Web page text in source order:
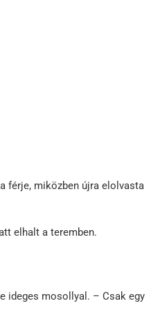
férje, miközben újra elolvasta
elhalt a teremben.
ideges mosollyal. – Csak egy